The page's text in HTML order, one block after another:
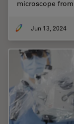
microscope
Jun 13, 2024